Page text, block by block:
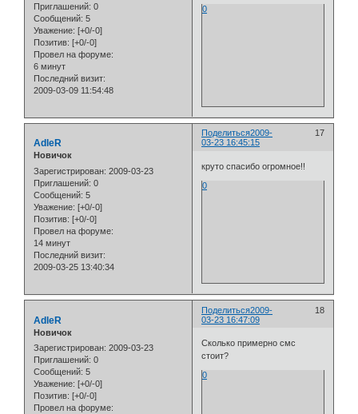
Приглашений: 0
Сообщений: 5
Уважение: [+0/-0]
Позитив: [+0/-0]
Провел на форуме:
6 минут
Последний визит:
2009-03-09 11:54:48
0
Поделиться 17
2009-
03-23 16:45:15
AdleR
Новичок
Зарегистрирован: 2009-03-23
Приглашений: 0
Сообщений: 5
Уважение: [+0/-0]
Позитив: [+0/-0]
Провел на форуме:
14 минут
Последний визит:
2009-03-25 13:40:34
круто спасибо огромное!!
0
Поделиться 18
2009-
03-23 16:47:09
AdleR
Новичок
Зарегистрирован: 2009-03-23
Приглашений: 0
Сообщений: 5
Уважение: [+0/-0]
Позитив: [+0/-0]
Провел на форуме:
Сколько примерно смс
стоит?
0